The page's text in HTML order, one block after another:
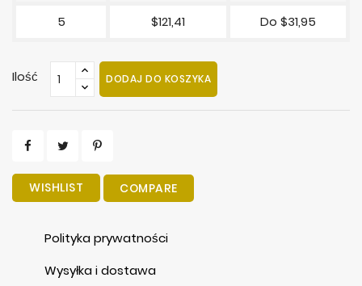
5 $121,41 Do $31,95
Ilość DODAJ DO KOSZYKA
WISHLIST COMPARE
Polityka prywatności
Wysyłka i dostawa